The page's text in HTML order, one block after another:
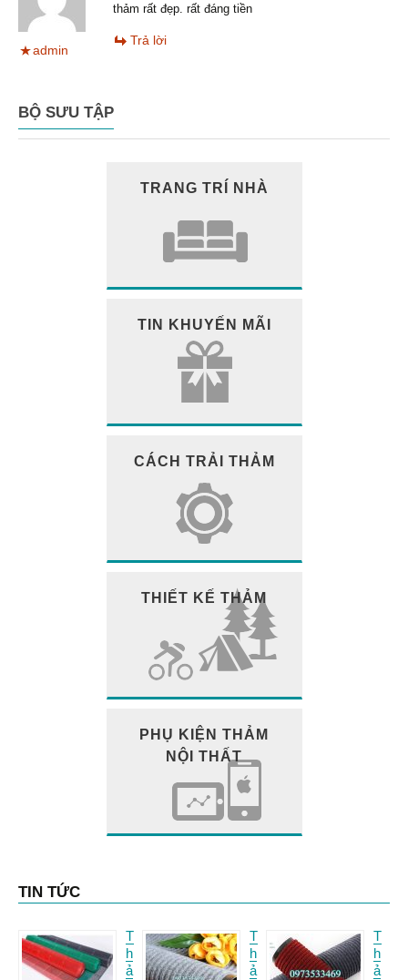
admin
thảm rất đẹp. rất đáng tiền
Trả lời
BỘ SƯU TẬP
TRANG TRÍ NHÀ
TIN KHUYẾN MÃI
CÁCH TRẢI THẢM
THIẾT KẾ THẢM
PHỤ KIỆN THẢM
NỘI THẤT
TIN TỨC
T
h
ả
T
h
ả
T
h
ả